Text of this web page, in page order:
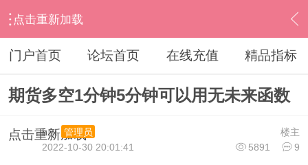
点击重新加载
› 通达信指标公式 › 期指外汇 › 内容
门户首页 论坛首页 在线充值 精品指标
期货多空1分钟5分钟可以用无未来函数
点击重新加载 楼主
hzx
管理员
5891
9
2022-10-30 20:01:41